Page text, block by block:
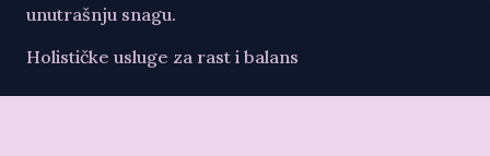
unutrašnju snagu.
Holističke usluge za rast i balans